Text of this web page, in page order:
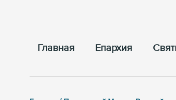
Главная Епархия